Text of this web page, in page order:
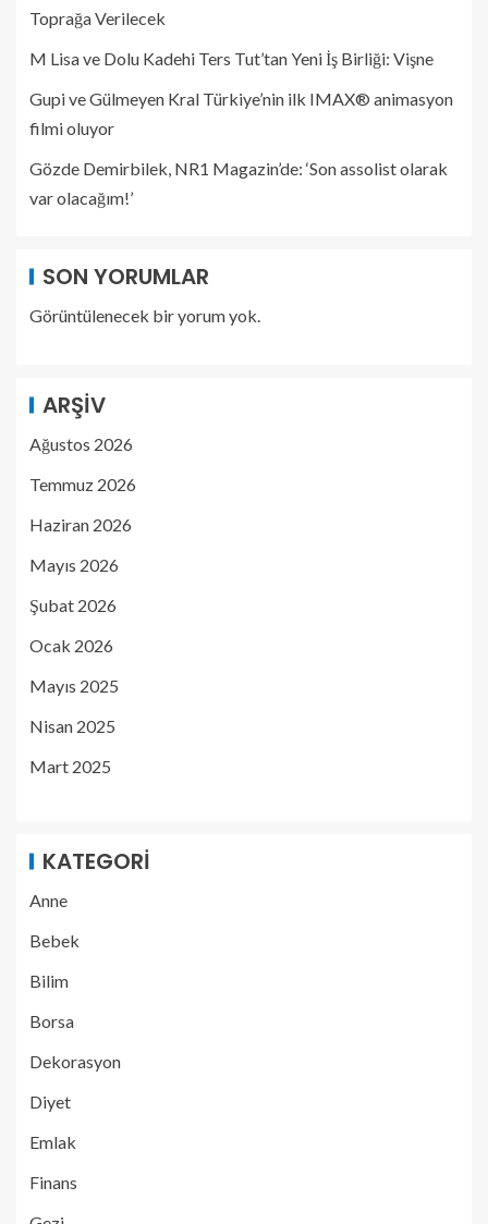
Toprağa Verilecek
M Lisa ve Dolu Kadehi Ters Tut’tan Yeni İş Birliği: Vişne
Gupi ve Gülmeyen Kral Türkiye’nin ilk IMAX® animasyon
filmi oluyor
Gözde Demirbilek, NR1 Magazin’de: ‘Son assolist olarak
var olacağım!’
SON YORUMLAR
Görüntülenecek bir yorum yok.
ARŞIV
Ağustos 2026
Temmuz 2026
Haziran 2026
Mayıs 2026
Şubat 2026
Ocak 2026
Mayıs 2025
Nisan 2025
Mart 2025
KATEGORI
Anne
Bebek
Bilim
Borsa
Dekorasyon
Diyet
Emlak
Finans